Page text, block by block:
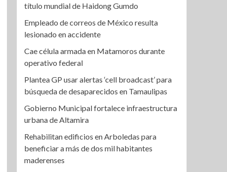
título mundial de Haidong Gumdo
Empleado de correos de México resulta
lesionado en accidente
Cae célula armada en Matamoros durante
operativo federal
Plantea GP usar alertas ‘cell broadcast’ para
búsqueda de desaparecidos en Tamaulipas
Gobierno Municipal fortalece infraestructura
urbana de Altamira
Rehabilitan edificios en Arboledas para
beneficiar a más de dos mil habitantes
maderenses